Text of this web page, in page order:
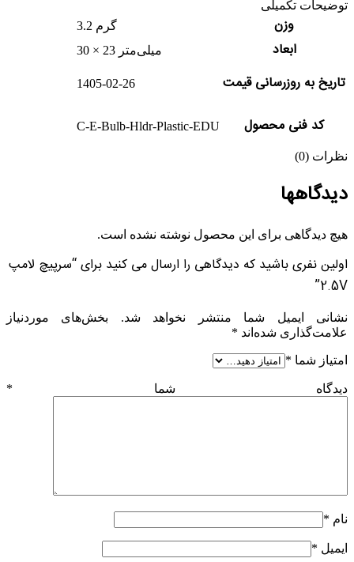
توضیحات تکمیلی
وزن 3.2 گرم
ابعاد 30 × 23 میلی‌متر
تاریخ به روزرسانی قیمت 1405-02-26
کد فنی محصول C-E-Bulb-Hldr-Plastic-EDU
نظرات (0)
دیدگاهها
هیچ دیدگاهی برای این محصول نوشته نشده است.
اولین نفری باشید که دیدگاهی را ارسال می کنید برای “سرپیچ لامپ
2.5V”
نشانی ایمیل شما منتشر نخواهد شد.
بخش‌های موردنیاز
علامت‌گذاری شده‌اند *
امتیاز شما *
دیدگاه شما *
نام *
ایمیل *